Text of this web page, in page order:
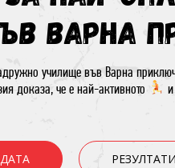
Варна
училище във Варна
доказа, че е най-активното
РЕЗУЛТАТИ